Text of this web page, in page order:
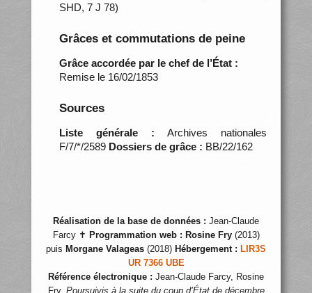
SHD, 7 J 78)
Grâces et commutations de peine
Grâce accordée par le chef de l’État :
Remise le 16/02/1853
Sources
Liste générale : Archives nationales
F/7/*/2589 Dossiers de grâce : BB/22/162
Réalisation de la base de données : Jean-Claude
Farcy ✝ Programmation web : Rosine Fry(2013)
puis Morgane Valageas (2018) Hébergement : LIR3S
UR 7366 UBE
Référence électronique : Jean-Claude Farcy, Rosine
Fry, Poursuivis à la suite du coup d’État de décembre